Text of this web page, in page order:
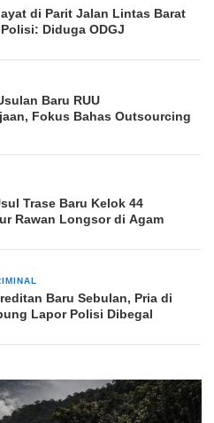
di Parit Jalan Lintas Barat
Diduga ODGJ
Baru RUU
Fokus Bahas Outsourcing
Trase Baru Kelok 44
Rawan Longsor di Agam
Baru Sebulan, Pria di
Lapor Polisi Dibegal